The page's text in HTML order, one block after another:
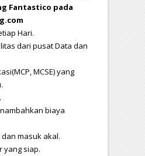
Fantastico pada
Hari.
dari pusat Data dan
MCSE) yang
biaya
masuk akal.
yang siap.